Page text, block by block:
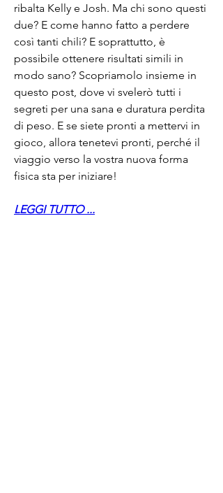
ribalta Kelly e Josh. Ma chi sono questi
due? E come hanno fatto a perdere
così tanti chili? E soprattutto, è
possibile ottenere risultati simili in
modo sano? Scopriamolo insieme in
questo post, dove vi svelerò tutti i
segreti per una sana e duratura perdita
di peso. E se siete pronti a mettervi in
gioco, allora tenetevi pronti, perché il
viaggio verso la vostra nuova forma
fisica sta per iniziare!
LEGGI TUTTO ...